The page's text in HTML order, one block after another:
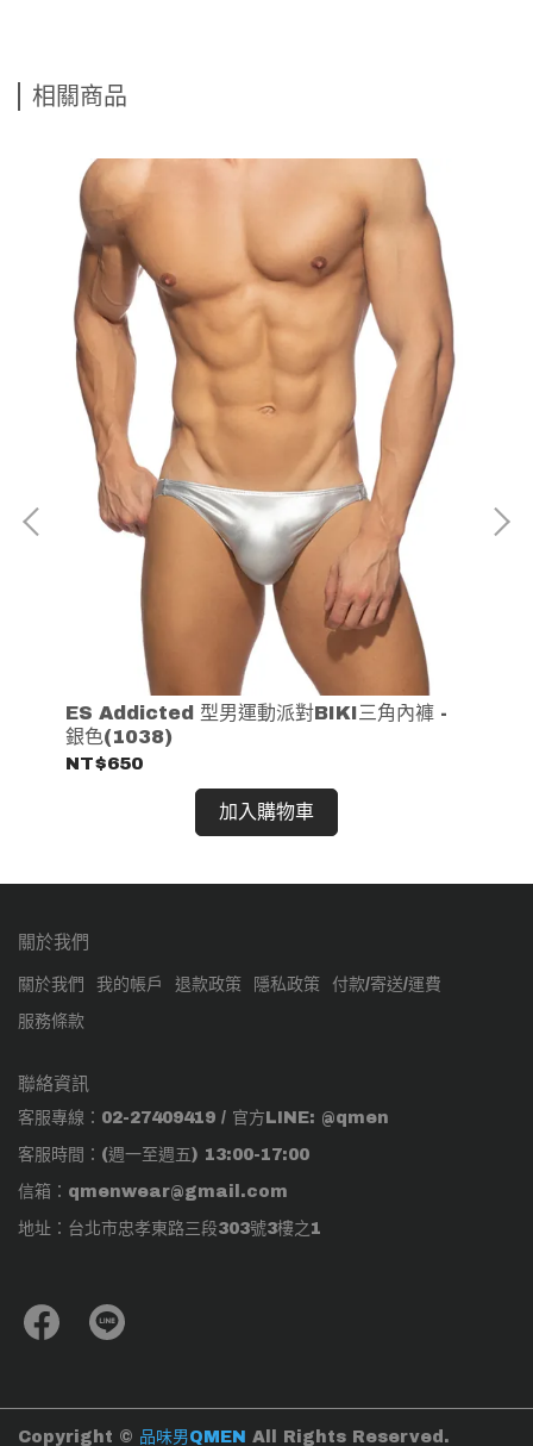
相關商品
ES Addicted 型男運動派對BIKI三角內褲 -
銀色(1038)
NT$650
加入購物車
關於我們
關於我們 我的帳戶 退款政策 隱私政策 付款/寄送/運費
服務條款
聯絡資訊
客服專線：02-27409419 / 官方LINE: @qmen
客服時間：(週一至週五) 13:00-17:00
信箱：qmenwear@gmail.com
地址：台北市忠孝東路三段303號3樓之1
Copyright © 品味男QMEN All Rights Reserved.